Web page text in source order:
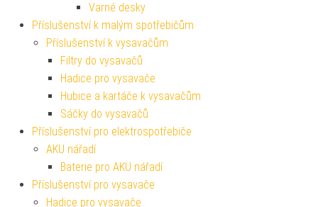
Varné desky
Příslušenství k malým spotřebičům
Příslušenství k vysavačům
Filtry do vysavačů
Hadice pro vysavače
Hubice a kartáče k vysavačům
Sáčky do vysavačů
Příslušenství pro elektrospotřebiče
AKU nářadí
Baterie pro AKU nářadí
Příslušenství pro vysavače
Hadice pro vysavače